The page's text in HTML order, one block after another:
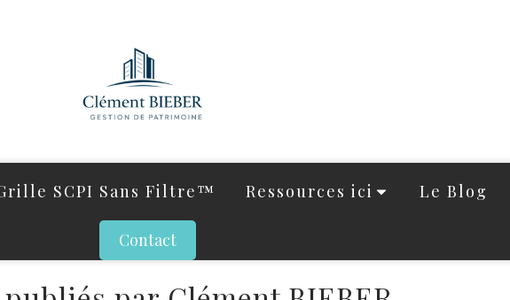
SCPI Sans Filtre™ Ressources ici Le Blog
Contact